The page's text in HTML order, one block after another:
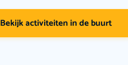
Bekijk activiteiten in de buurt